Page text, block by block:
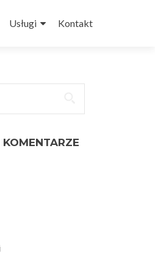
Usługi Kontakt